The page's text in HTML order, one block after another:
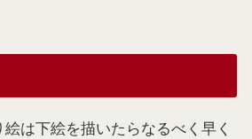
は下絵を描いたらなるべく早く